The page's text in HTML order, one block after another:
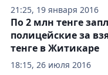
21:25, 19 января 2016
18:15, 26 июля 2016
По 2 млн тенге
полицейские за
тенге в Житикаре